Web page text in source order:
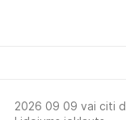
2026 09 09 vai citi